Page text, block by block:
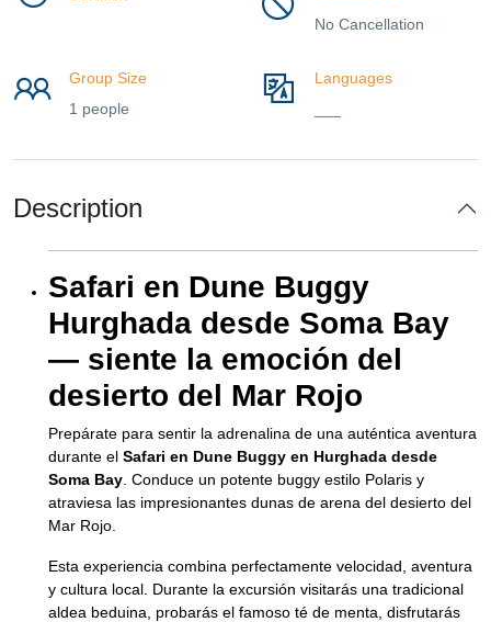
No Cancellation
Group Size
1 people
Languages
Description
Safari en Dune Buggy
Hurghada desde Soma Bay
— siente la emoción del
desierto del Mar Rojo
Prepárate para sentir la adrenalina de una auténtica aventura
durante el Safari en Dune Buggy en Hurghada desde
Soma Bay . Conduce un potente buggy estilo Polaris y
atraviesa las impresionantes dunas de arena del desierto del
Mar Rojo.
Esta experiencia combina perfectamente velocidad, aventura
y cultura local. Durante la excursión visitarás una tradicional
aldea beduina, probarás el famoso té de menta, disfrutarás